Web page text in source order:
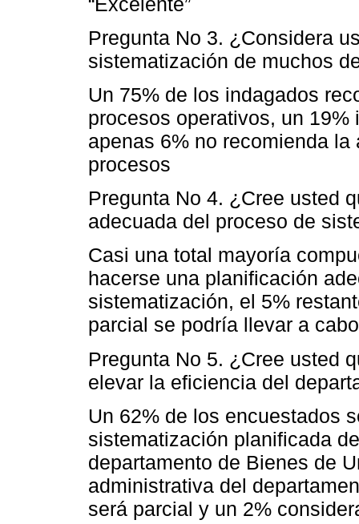
Pregunta No 3. ¿Considera
sistematización de muchos
Un 75% de los indagados
procesos operativos, un
apenas 6% no recomienda
procesos
Pregunta No 4. ¿Cree usted
adecuada del proceso de
Casi una total mayoría
hacerse una planificación
sistematización, el 5%
parcial se podría llevar a
Pregunta No 5. ¿Cree usted
elevar la eficiencia del
Un 62% de los encuestados
sistematización planificada
departamento de Bienes de
administrativa del
será parcial y un 2%